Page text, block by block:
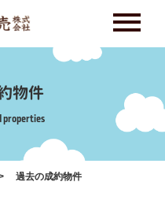
物件
properties
過去の成約物件